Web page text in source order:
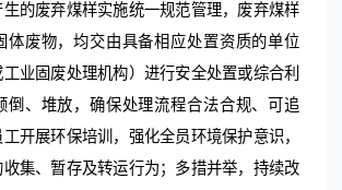
的废弃煤样实施统一规范管理，废弃煤样
体废物，均交由具备相应处置资质的单位
工业固废处理机构）进行安全处置或综合利
倒、堆放，确保处理流程合法合规、可追
开展环保培训，强化全员环境保护意识，
集、暂存及转运行为；多措并举，持续改